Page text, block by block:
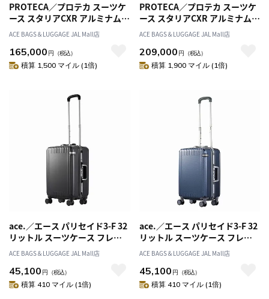
PROTECA／プロテカ スーツケ
ース スタリアCXR アルミナム
ACE BAGS＆LUGGAGE JAL Mall店
165,000 円 （税込）
積算 1,500 マイル (1倍)
PROTECA／プロテカ スーツケ
ース スタリアCXR アルミナム
102L 日本製 XXLサイズ 01575
ACE BAGS＆LUGGAGE JAL Mall店
209,000 円 （税込）
積算 1,900 マイル (1倍)
ace.／エース パリセイド3-F 32
リットル スーツケース フレー
ムタイプ 05051
ACE BAGS＆LUGGAGE JAL Mall店
45,100 円 （税込）
積算 410 マイル (1倍)
ace.／エース パリセイド3-F 32
リットル スーツケース フレー
ムタイプ 05051
ACE BAGS＆LUGGAGE JAL Mall店
45,100 円 （税込）
積算 410 マイル (1倍)